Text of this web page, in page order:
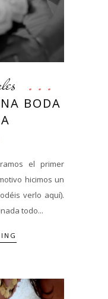
BODA
el primer
hicimos un
verlo aquí).
todo...